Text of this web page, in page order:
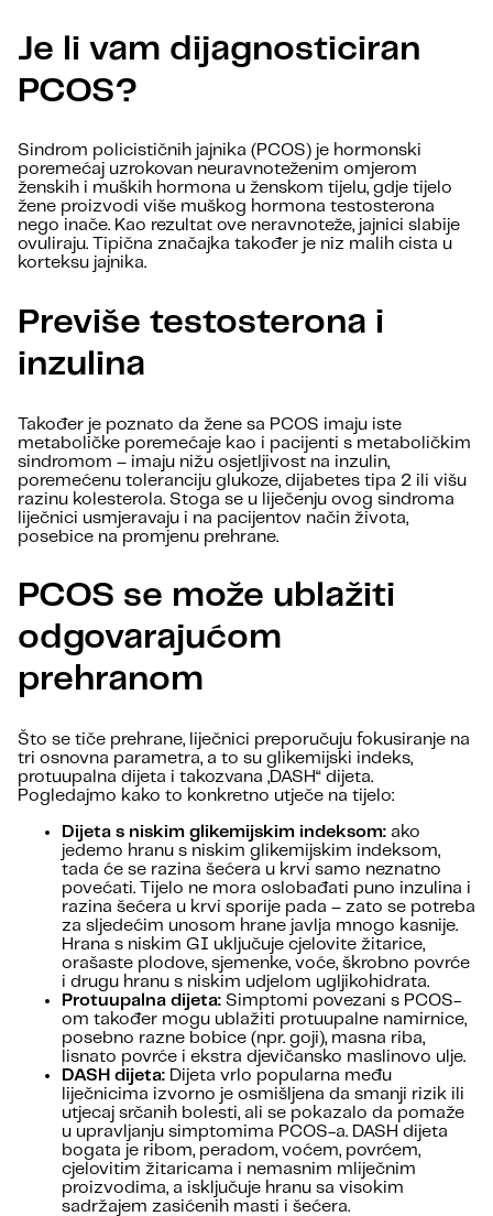
Je li vam dijagnosticiran
PCOS?
Sindrom policističnih jajnika (PCOS) je hormonski
poremećaj uzrokovan neuravnoteženim omjerom
ženskih i muških hormona u ženskom tijelu, gdje tijelo
žene proizvodi više muškog hormona testosterona
nego inače. Kao rezultat ove neravnoteže, jajnici slabije
ovuliraju. Tipična značajka također je niz malih cista u
korteksu jajnika.
Previše testosterona i
inzulina
Također je poznato da žene sa PCOS imaju iste
metaboličke poremećaje kao i pacijenti s metaboličkim
sindromom – imaju nižu osjetljivost na inzulin,
poremećenu toleranciju glukoze, dijabetes tipa 2 ili višu
razinu kolesterola. Stoga se u liječenju ovog sindroma
liječnici usmjeravaju i na pacijentov način života,
posebice na promjenu prehrane.
PCOS se može ublažiti
odgovarajućom
prehranom
Što se tiče prehrane, liječnici preporučuju fokusiranje na
tri osnovna parametra, a to su glikemijski indeks,
protuupalna dijeta i takozvana „DASH“ dijeta.
Pogledajmo kako to konkretno utječe na tijelo:
Dijeta s niskim glikemijskim indeksom: ako
jedemo hranu s niskim glikemijskim indeksom,
tada će se razina šećera u krvi samo neznatno
povećati. Tijelo ne mora oslobađati puno inzulina i
razina šećera u krvi sporije pada – zato se potreba
za sljedećim unosom hrane javlja mnogo kasnije.
Hrana s niskim GI uključuje cjelovite žitarice,
orašaste plodove, sjemenke, voće, škrobno povrće
i drugu hranu s niskim udjelom ugljikohidrata.
Protuupalna dijeta: Simptomi povezani s PCOS-
om također mogu ublažiti protuupalne namirnice,
posebno razne bobice (npr. goji), masna riba,
lisnato povrće i ekstra djevičansko maslinovo ulje.
DASH dijeta: Dijeta vrlo popularna među
liječnicima izvorno je osmišljena da smanji rizik ili
utjecaj srčanih bolesti, ali se pokazalo da pomaže
u upravljanju simptomima PCOS-a. DASH dijeta
bogata je ribom, peradom, voćem, povrćem,
cjelovitim žitaricama i nemasnim mliječnim
proizvodima, a isključuje hranu sa visokim
sadržajem zasićenih masti i šećera.